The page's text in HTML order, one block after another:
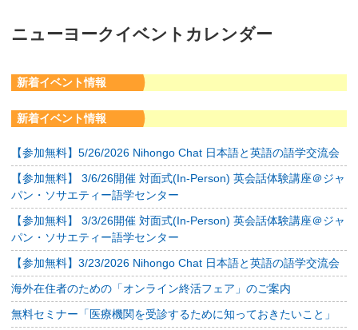
ニューヨークイベントカレンダー
新着イベント情報
新着イベント情報
【参加無料】5/26/2026 Nihongo Chat 日本語と英語の語学交流会
【参加無料】 3/6/26開催 対面式(In-Person) 英会話体験講座＠ジャ
パン・ソサエティー語学センター
【参加無料】 3/3/26開催 対面式(In-Person) 英会話体験講座＠ジャ
パン・ソサエティー語学センター
【参加無料】3/23/2026 Nihongo Chat 日本語と英語の語学交流会
海外在住者のための「オンライン終活フェア」のご案内
無料セミナー「医療機関を受診するために知っておきたいこと」